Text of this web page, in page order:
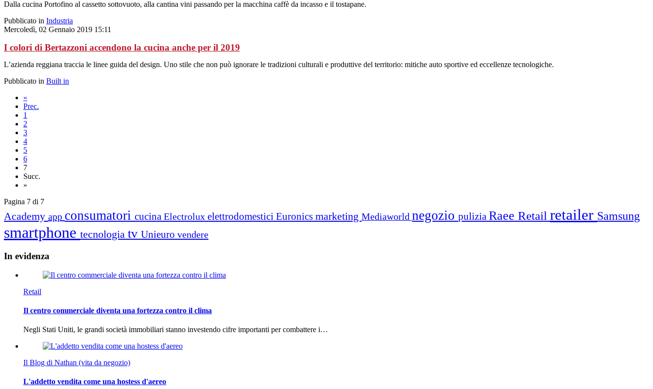
Dalla cucina Portofino al cassetto sottovuoto, alla cantina vini passando per la macchina caffè da incasso e il tostapane.
Pubblicato in Industria
Mercoledì, 02 Gennaio 2019 15:11
I colori di Bertazzoni accendono la cucina anche per il 2019
L’azienda reggiana traccia le linee guida del design. Uno stile che non può ignorare le tradizioni culturali e produttive del territorio: mitiche auto sportive ed eccellenze tecnologiche.
Pubblicato in Built in
«
Prec.
1
2
3
4
5
6
7
Succ.
»
Pagina 7 di 7
Academy app consumatori cucina Electrolux elettrodomestici Euronics marketing Mediaworld negozio pulizia Raee Retail retailer Samsung
smartphone tecnologia tv Unieuro vendere
In evidenza
Retail
Il centro commerciale diventa una fortezza contro il clima
Negli Stati Uniti, le grandi società immobiliari stanno investendo cifre importanti per combattere i…
Il Blog di Nathan (vita da negozio)
L'addetto vendita come una hostess d'aereo